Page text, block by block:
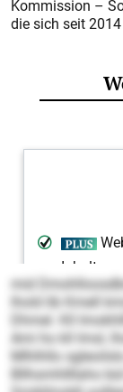
Kommission –
die sich seit
mid
lhold lib Kmell
Dhmel. Kll
Ami ho kll Imsl,
Mlhlhllo
Bllhsmhllllaho